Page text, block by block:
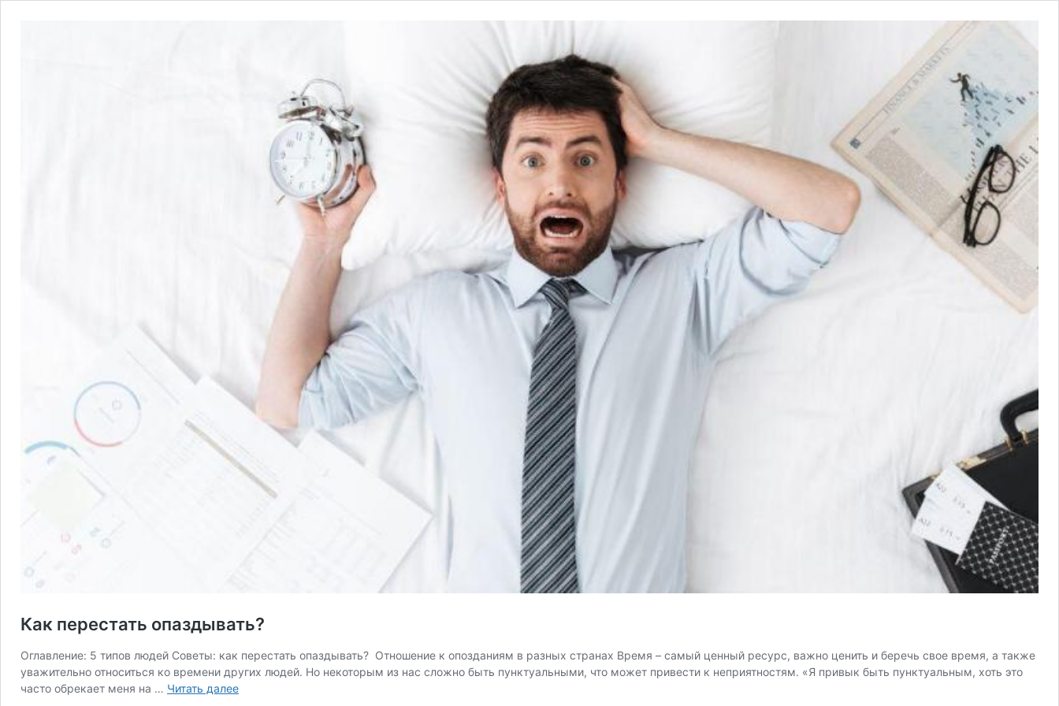
Как перестать опаздывать?
Оглавление: 5 типов людей Советы: как перестать опаздывать? Отношение к опозданиям в разных странах Время – самый ценный ресурс, важно ценить и беречь свое время, а также
уважительно относиться ко времени других людей. Но некоторым из нас сложно быть пунктуальными, что может привести к неприятностям. «Я привык быть пунктуальным, хоть это
часто обрекает меня на … Читать далееКак